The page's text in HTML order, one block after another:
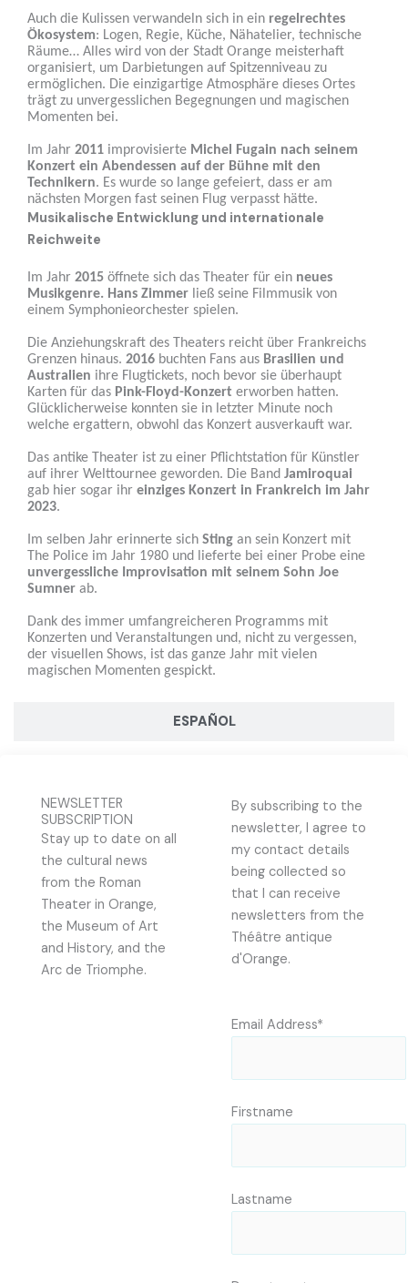
ESPAÑOL
Auch die Kulissen verwandeln sich in ein regelrechtes
Ökosystem: Logen, Regie, Küche, Nähatelier, technische
Räume… Alles wird von der Stadt Orange meisterhaft
organisiert, um Darbietungen auf Spitzenniveau zu
ermöglichen. Die einzigartige Atmosphäre dieses Ortes
trägt zu unvergesslichen Begegnungen und magischen
Momenten bei.
Im Jahr 2011 improvisierte Michel Fugain nach seinem
Konzert ein Abendessen auf der Bühne mit den
Technikern. Es wurde so lange gefeiert, dass er am
nächsten Morgen fast seinen Flug verpasst hätte.
Musikalische Entwicklung und internationale
Reichweite
Im Jahr 2015 öffnete sich das Theater für ein neues
Musikgenre. Hans Zimmer ließ seine Filmmusik von
einem Symphonieorchester spielen.
Die Anziehungskraft des Theaters reicht über Frankreichs
Grenzen hinaus. 2016 buchten Fans aus Brasilien und
Australien ihre Flugtickets, noch bevor sie überhaupt
Karten für das Pink-Floyd-Konzert erworben hatten.
Glücklicherweise konnten sie in letzter Minute noch
welche ergattern, obwohl das Konzert ausverkauft war.
Das antike Theater ist zu einer Pflichtstation für Künstler
auf ihrer Welttournee geworden. Die Band Jamiroquai
gab hier sogar ihr einziges Konzert in Frankreich im Jahr
2023.
Im selben Jahr erinnerte sich Sting an sein Konzert mit
The Police im Jahr 1980 und lieferte bei einer Probe eine
unvergessliche Improvisation mit seinem Sohn Joe
Sumner ab.
Dank des immer umfangreicheren Programms mit
Konzerten und Veranstaltungen und, nicht zu vergessen,
der visuellen Shows, ist das ganze Jahr mit vielen
magischen Momenten gespickt.
NEWSLETTER
SUBSCRIPTION
Stay up to date on all
the cultural news
from the Roman
Theater in Orange,
the Museum of Art
and History, and the
Arc de Triomphe.
By subscribing to the
newsletter, I agree to
my contact details
being collected so
that I can receive
newsletters from the
Théâtre antique
d'Orange.
Email Address*
Firstname
Lastname